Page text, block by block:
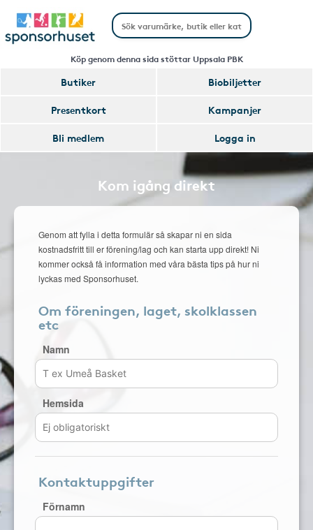
Köp genom denna sida stöttar Uppsala PBK
Butiker
Biobiljetter
Presentkort
Kampanjer
Bli medlem
Logga in
Kom igång direkt
Genom att fylla i detta formulär så skapar ni en sida
kostnadsfritt till er förening/lag och kan starta upp direkt! Ni
kommer också få information med våra bästa tips på hur ni
lyckas med Sponsorhuset.
Om föreningen, laget, skolklassen
etc
Namn
Hemsida
Kontaktuppgifter
Förnamn